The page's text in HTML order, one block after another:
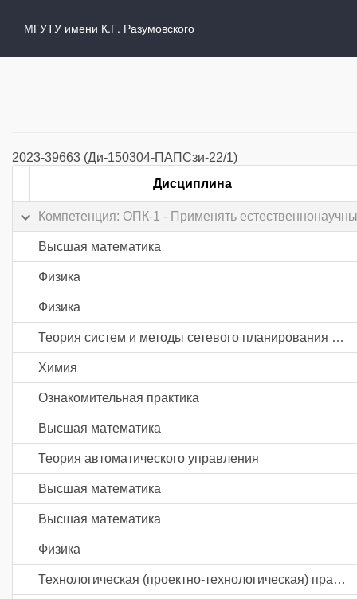
МГУТУ имени К.Г. Разумовского
2023-39663 (Ди-150304-ПАПСзи-22/1)
Дисциплина
Компетенция: ОПК-1 - Применять
Высшая математика
Физика
Физика
Теория систем и методы сетевого планирования и управления
Химия
Ознакомительная практика
Высшая математика
Теория автоматического управления
Высшая математика
Высшая математика
Физика
Технологическая (проектно-технологическая) практика